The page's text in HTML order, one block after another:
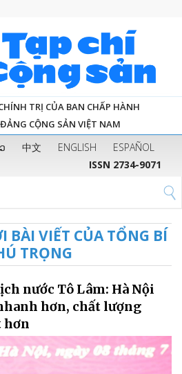
TRỊ CỦA BAN CHẤP HÀNH
CỘNG SẢN VIỆT NAM
中文 ENGLISH
ESPAÑOL
ISSN 2734-9071
BÀI VIẾT CỦA TỔNG BÍ
TRỌNG
nước Tô Lâm: Hà Nội
hơn, chất lượng
hơn